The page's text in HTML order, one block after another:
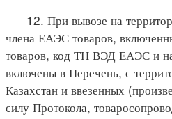
12. При вывозе на
члена ЕАЭС товаров,
товаров, код ТН ВЭД ЕАЭС и
включены в Перечень, с
Казахстан и ввезенных
силу Протокола,